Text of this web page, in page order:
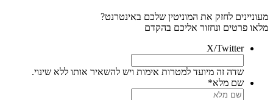
מעוניינים לחזק את המוניטין שלכם באינטרנט?
מלאו פרטים ונחזור אליכם בהקדם
X/Twitter
שדה זה מיועד למטרות אימות ויש להשאיר אותו ללא שינוי.
שם מלא*